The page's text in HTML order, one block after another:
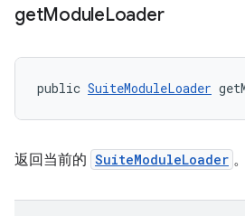
getModuleLoader
public SuiteModuleLoader
返回当前的 SuiteModuleLoader 。